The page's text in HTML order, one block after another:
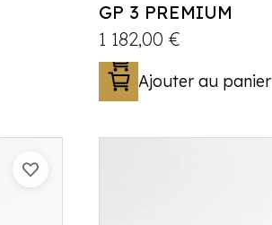
GP 3 PREMIUM
1 182,00€
Ajouter au panier